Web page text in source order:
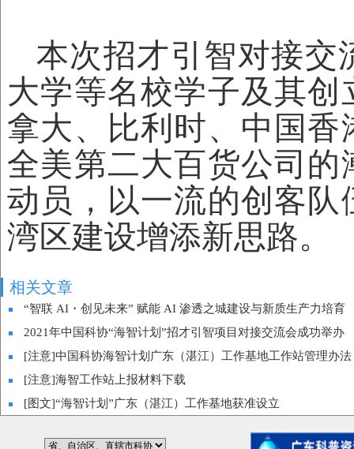
本次招才引智对接交
大学等名校学子及其创
拿大、比利时、中国
全美第二大百货公司
动员，以一流的创客
湾区建设增添新思路。
相关文章
“智联 AI・创见未来” 赋能 AI 渗透之城建设与新质生产力培育
2021年中国科协“海智计划”招才引智项目对接交流会成功举办
[注意]中国科协海智计划广东（湛江）工作基地工作站管理办法
[注意]海智工作站上报材料下载
[图文]“海智计划”广东（湛江）工作基地获准设立